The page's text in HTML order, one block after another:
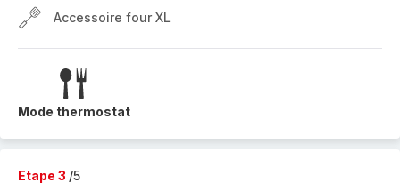
Accessoire four XL
Mode thermostat
Etape 3 /5